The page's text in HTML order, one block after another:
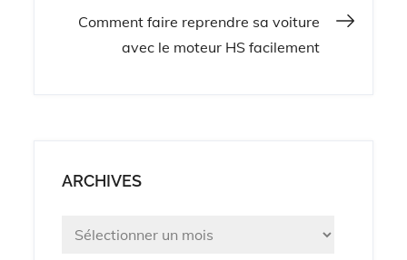
l’article
Comment faire reprendre sa voiture
avec le moteur HS facilement
ARCHIVES
Archives